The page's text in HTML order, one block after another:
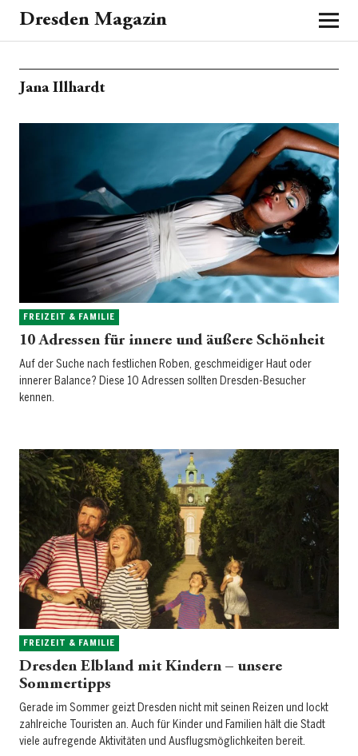
Dresden Magazin
Jana Illhardt
FREIZEIT & FAMILIE
10 Adressen für innere und äußere Schönheit
Auf der Suche nach festlichen Roben, geschmeidiger Haut oder
innerer Balance? Diese 10 Adressen sollten Dresden-Besucher
kennen.
FREIZEIT & FAMILIE
Dresden Elbland mit Kindern – unsere
Sommertipps
Gerade im Sommer geizt Dresden nicht mit seinen Reizen und lockt
zahlreiche Touristen an. Auch für Kinder und Familien hält die Stadt
viele aufregende Aktivitäten und Ausflugsmöglichkeiten bereit.